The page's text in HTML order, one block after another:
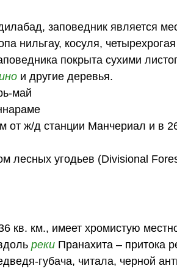
заповедник является
нильгау, косуля,
покрыта сухими
и другие деревья.
май
от ж/д станции Манчериал и в
лесных угодьев (Divisional
кв. км., имеет хромистую
реки Пранахита – притока
губача, читала, черной